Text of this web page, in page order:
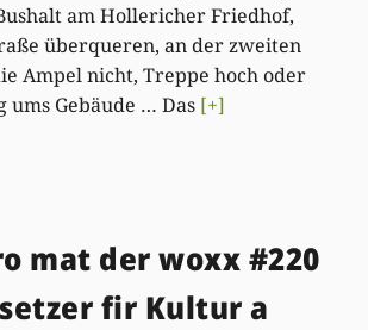
am Hollericher Friedhof,
überqueren, an der zweiten
Ampel nicht, Treppe hoch oder
ums Gebäude … Das [+]
mat der woxx #220
fir Kultur a